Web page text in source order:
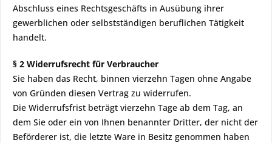
Abschluss eines Rechtsgeschäfts in Ausübung ihrer
gewerblichen oder selbstständigen beruflichen Tätigkeit
handelt.
§ 2 Widerrufsrecht für Verbraucher
Sie haben das Recht, binnen vierzehn Tagen ohne Angabe
von Gründen diesen Vertrag zu widerrufen.
Die Widerrufsfrist beträgt vierzehn Tage ab dem Tag, an
dem Sie oder ein von Ihnen benannter Dritter, der nicht der
Beförderer ist, die letzte Ware in Besitz genommen haben